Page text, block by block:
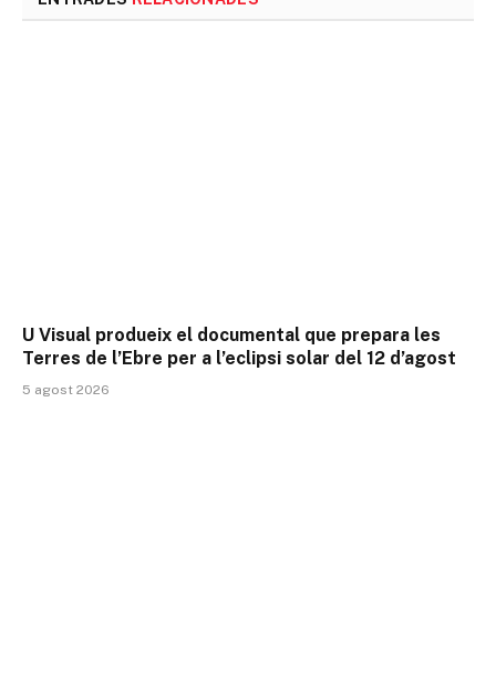
U Visual produeix el documental que prepara les
Terres de l’Ebre per a l’eclipsi solar del 12 d’agost
5 agost 2026